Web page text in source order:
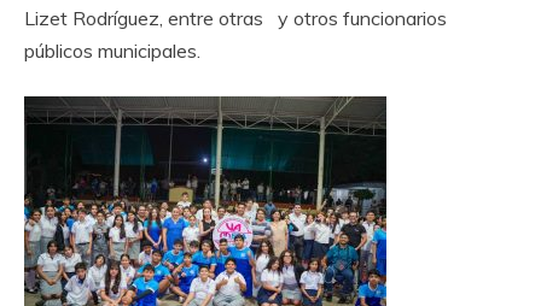
Lizet Rodríguez, entre otras y otros funcionarios
públicos municipales.